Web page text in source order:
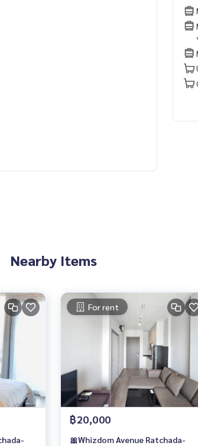
Nearby Items
For rent
฿20,000
🎀Whizdom Avenue Ratchada-